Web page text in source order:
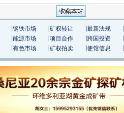
钢铁市场 矿权转让 最新法规
能源市场 项目合作 跨国投资
有色市场 矿权拍卖 使馆信息